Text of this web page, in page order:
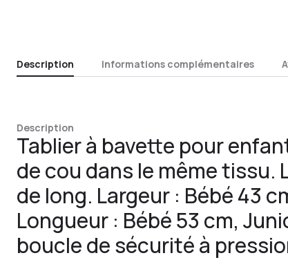
Description Informations complémentaires
Description
Tablier à bavette pour
de cou dans le même tissu.
de long. Largeur : Bébé 43
Longueur : Bébé 53 cm,
boucle de sécurité à